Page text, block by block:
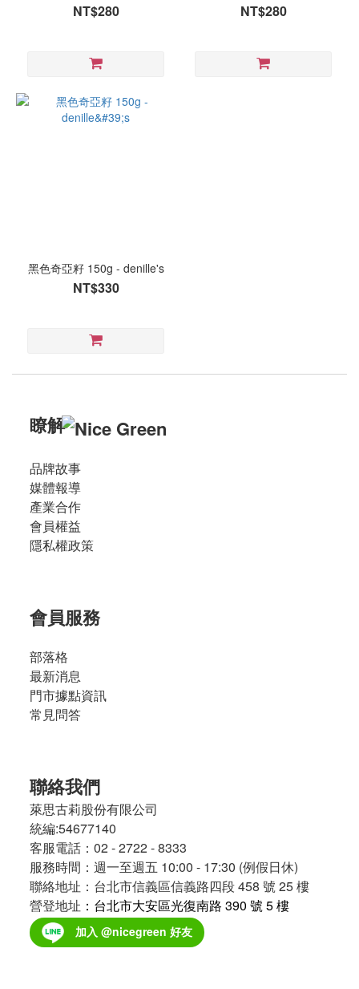
NT$280 NT$280
黑色奇亞籽 150g - denille's
NT$330
瞭解
品牌故事
媒體報導
產業合作
會員權益
隱私權政策
會員服務
部落格
最新消息
門市據點資訊
常見問答
聯絡我們
萊思古莉股份有限公司
統編:54677140
客服電話：02 - 2722 - 8333
服務時間：週一至週五 10:00 - 17:30 (例假日休)
聯絡地址：台北市信義區信義路四段 458 號 25 樓
營登地址 ：台北市大安區光復南路 390 號 5 樓
加入 @nicegreen 好友